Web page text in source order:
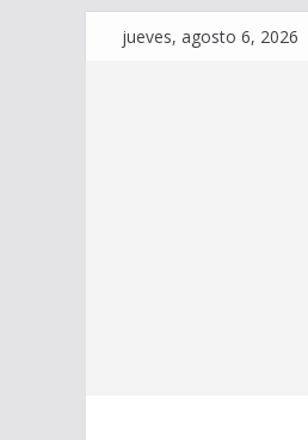
jueves, agosto 6, 2026